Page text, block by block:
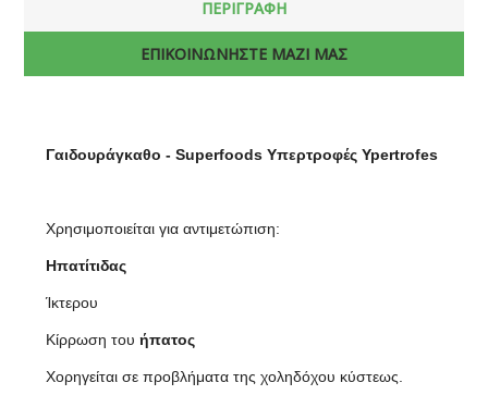
ΠΕΡΙΓΡΑΦΗ
ΕΠΙΚΟΙΝΩΝΗΣΤΕ ΜΑΖΙ ΜΑΣ
Γαιδουράγκαθο - Superfoods Υπερτροφές Ypertrofes
Χρησιμοποιείται για αντιμετώπιση:
Ηπατίτιδας
Ίκτερου
Κίρρωση τουήπατος
Χορηγείται σε προβλήματα της χοληδόχου κύστεως.